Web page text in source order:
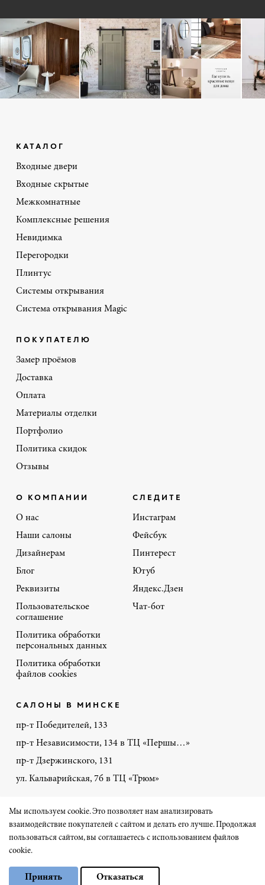
КАТАЛОГ
Входные двери
Входные скрытые
Межкомнатные
Комплексные решения
Невидимка
Перегородки
Плинтус
Системы открывания
Система открывания Magic
ПОКУПАТЕЛЮ
Замер проёмов
Доставка
Оплата
Материалы отделки
Портфолио
Политика скидок
Отзывы
О КОМПАНИИ
О нас
Наши салоны
Дизайнерам
Блог
Реквизиты
Пользовательское
соглашение
Политика обработки
персональных данных
Политика обработки
файлов cookies
СЛЕДИТЕ
Инстаграм
Фейсбук
Пинтерест
Ютуб
Яндекс.Дзен
Чат-бот
САЛОНЫ В МИНСКЕ
пр-т Победителей, 133
пр-т Независимости, 134 в ТЦ «Першы…»
пр-т Дзержинского, 131
ул. Кальварийская, 7б в ТЦ «Трюм»
+375 44 770-86-48
© Порте-Ричи 2026
Сайт разработал «Чеширский Кот» на 1С-Битрикс
Мы используем cookie. Это позволяет нам анализировать
взаимодействие покупателей с сайтом и делать его лучше. Продолжая
пользоваться сайтом, вы соглашаетесь с использованием файлов
cookie.
Минимальные
Принять Отказаться